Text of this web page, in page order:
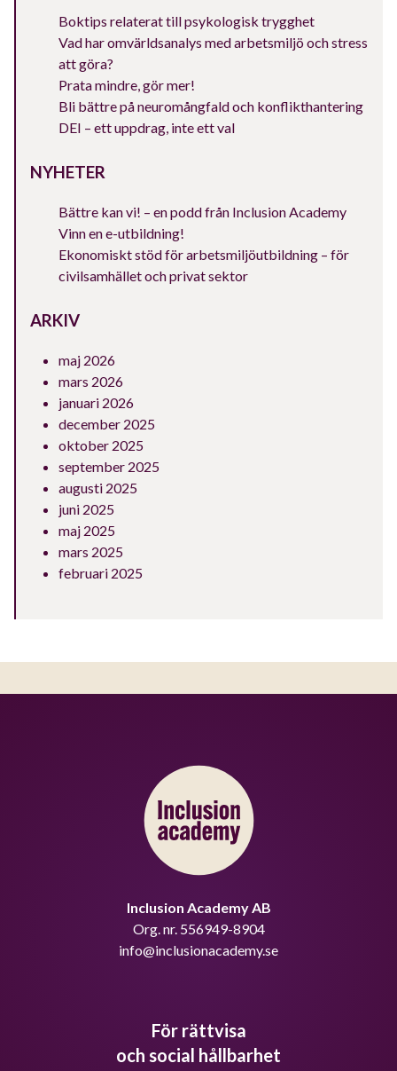
Boktips relaterat till psykologisk trygghet
Vad har omvärldsanalys med arbetsmiljö och stress
att göra?
Prata mindre, gör mer!
Bli bättre på neuromångfald och konflikthantering
DEI – ett uppdrag, inte ett val
NYHETER
Bättre kan vi! – en podd från Inclusion Academy
Vinn en e-utbildning!
Ekonomiskt stöd för arbetsmiljöutbildning – för
civilsamhället och privat sektor
ARKIV
maj 2026
mars 2026
januari 2026
december 2025
oktober 2025
september 2025
augusti 2025
juni 2025
maj 2025
mars 2025
februari 2025
Inclusion Academy AB
Org. nr. 556949-8904
info@inclusionacademy.se
För rättvisa
och social hållbarhet